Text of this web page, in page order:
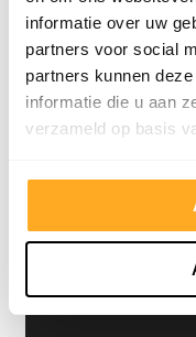
informatie over uw
partners voor social
partners kunnen
informatie die u aan
verzameld op basis
Offerte